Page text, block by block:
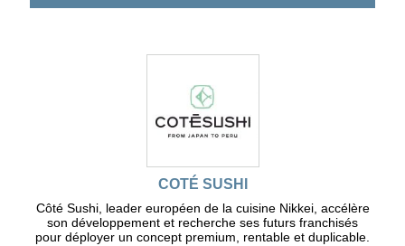
COTÉ SUSHI
Côté Sushi, leader européen de la cuisine Nikkei, accélère
son développement et recherche ses futurs franchisés
pour déployer un concept premium, rentable et duplicable.